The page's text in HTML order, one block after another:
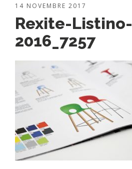
14 NOVEMBRE 2017
Rexite-Listino-
2016_7257